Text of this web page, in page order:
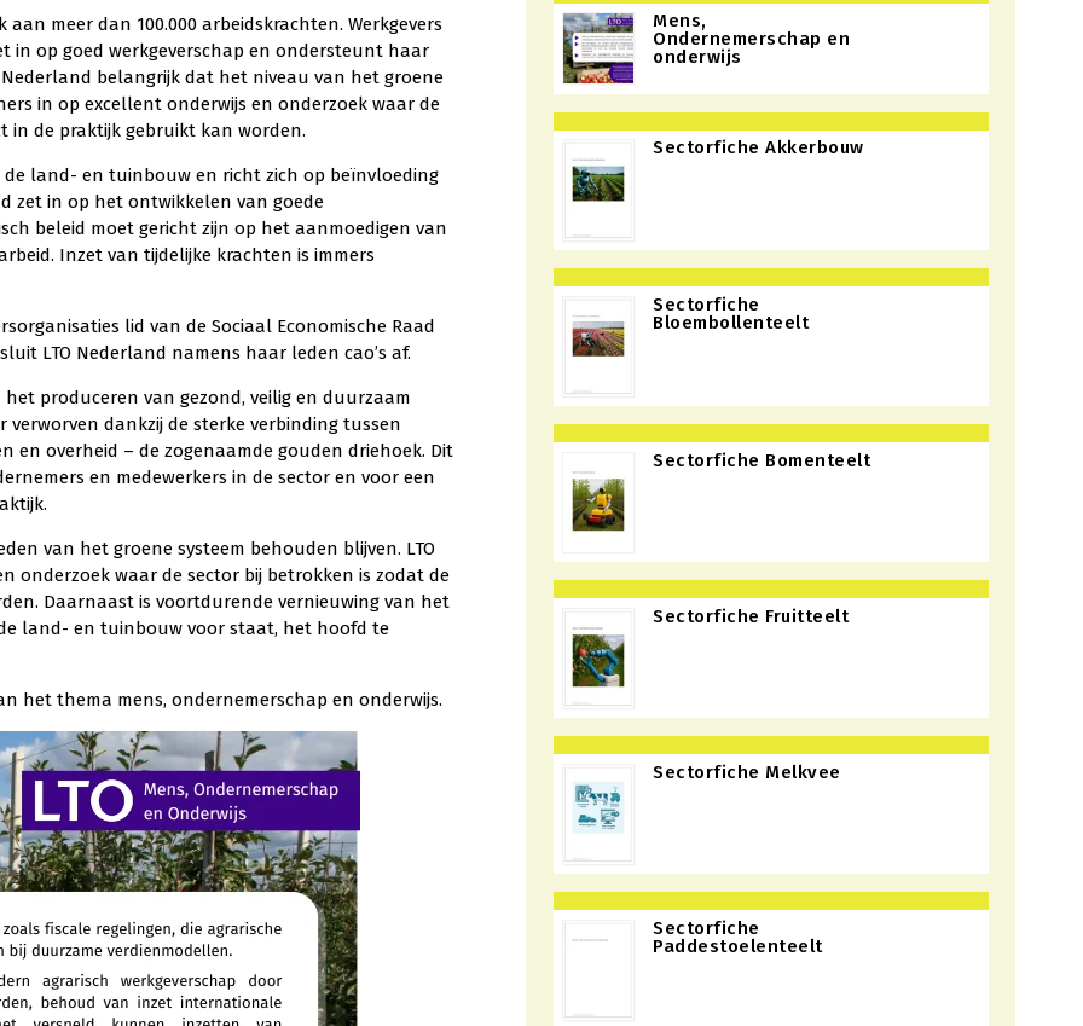
meer dan 100.000 arbeidskrachten. Werkgevers
in op goed werkgeverschap en ondersteunt haar
belangrijk dat het niveau van het groene
in op excellent onderwijs en onderzoek waar de
in de praktijk gebruikt kan worden.
de land- en tuinbouw en richt zich op beïnvloeding
zet in op het ontwikkelen van goede
beleid moet gericht zijn op het aanmoedigen van
Inzet van tijdelijke krachten is immers
lid van de Sociaal Economische Raad
LTO Nederland namens haar leden cao’s af.
produceren van gezond, veilig en duurzaam
dankzij de sterke verbinding tussen
en overheid – de zogenaamde gouden driehoek. Dit
en medewerkers in de sector en voor een
van het groene systeem behouden blijven. LTO
onderzoek waar de sector bij betrokken is zodat de
Daarnaast is voortdurende vernieuwing van het
land- en tuinbouw voor staat, het hoofd te
het thema mens, ondernemerschap en onderwijs.
Mens,
Ondernemerschap en
onderwijs
Sectorfiche Akkerbouw
Sectorfiche
Bloembollenteelt
Sectorfiche Bomenteelt
Sectorfiche Fruitteelt
Sectorfiche Melkvee
Sectorfiche
Paddestoelenteelt